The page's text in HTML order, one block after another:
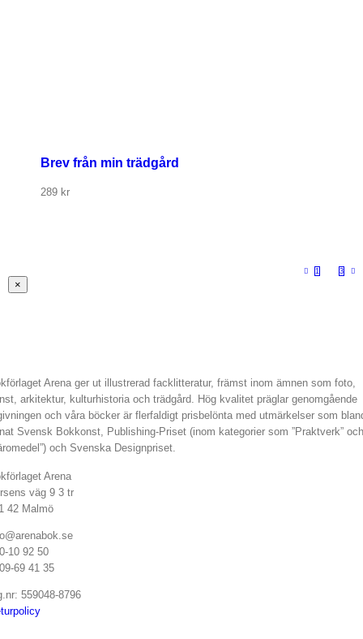
Brev från min trädgård
289 kr
1 3
Stäng
snabbvy
×
Arena ger ut illustrerad facklitteratur, främst inom ämnen som foto,
arkitektur, kulturhistoria och trädgård. Hög kvalitet präglar genomgående
och våra böcker är flerfaldigt prisbelönta med utmärkelser som
Svensk Bokkonst, Publishing-Priset (inom kategorier som ”Praktverk” och
och Svenska Designpriset.
Arena
väg 9 3 tr
42 Malmö
10 92 50
69 41 35
559048-8796